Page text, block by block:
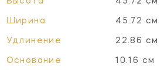
Ширина 45.72 см
Удлинение 22.86 см
Основание 10.16 см